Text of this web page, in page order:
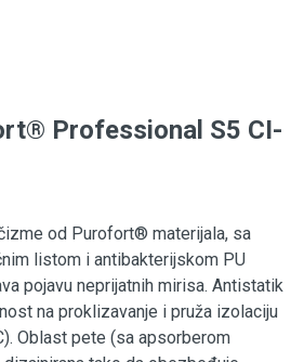
Professional S5 CI-
od Purofort® materijala, sa
listom i antibakterijskom PU
pojavu neprijatnih mirisa. Antistatik
na proklizavanje i pruža izolaciju
Oblast pete (sa apsorberom